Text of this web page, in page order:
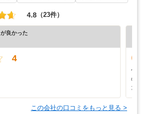
4.8 （23件）
良かった
4
作
の
た
この会社の口コミをもっと見る >